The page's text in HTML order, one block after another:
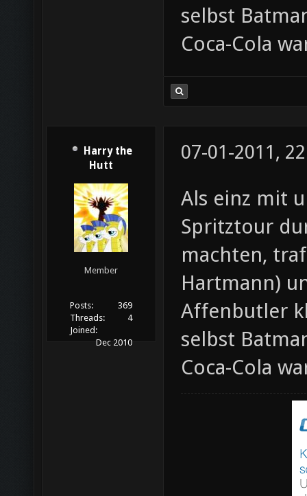
selbst
Coca-Cola
Harry the
Hutt
Member
Posts:
369
Threads:
4
Joined:
Dec 2010
07-01-2011,
Als einz mit
Spritztour
machten,
Hartmann)
Affenbutler
selbst
Coca-Cola